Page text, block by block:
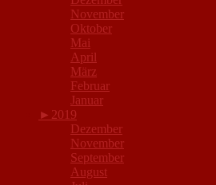
November
Oktober
Mai
April
März
Februar
Januar
► 2019
Dezember
November
September
August